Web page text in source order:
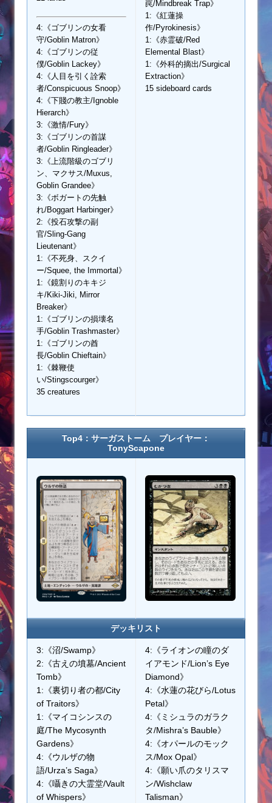
4:《ゴブリンの女看
守/Goblin Matron》
4:《ゴブリンの従
僕/Goblin Lackey》
4:《人目を引く詮索
者/Conspicuous Snoop》
4:《下賤の教主/Ignoble
Hierarch》
3:《激情/Fury》
3:《ゴブリンの首謀
者/Goblin Ringleader》
3:《上流階級のゴブリ
ン、マクサス/Muxus,
Goblin Grandee》
3:《ボガートの先触
れ/Boggart Harbinger》
2:《投石攻撃の副
官/Sling-Gang
Lieutenant》
1:《不死身、スクイ
ー/Squee, the Immortal》
1:《鏡割りのキキジ
キ/Kiki-Jiki, Mirror
Breaker》
1:《ゴブリンの損壊名
手/Goblin Trashmaster》
1:《ゴブリンの酋
長/Goblin Chieftain》
1:《棘鞭使
い/Stingscourger》
35 creatures
罠/Mindbreak Trap》
1:《紅蓮操
作/Pyrokinesis》
1:《赤霊破/Red
Elemental Blast》
1:《外科的摘出/Surgical
Extraction》
15 sideboard cards
Top4：サーガストーム プレイヤー：
TonyScapone
デッキリスト
3:《沼/Swamp》
2:《古えの墳墓/Ancient
Tomb》
1:《裏切り者の都/City
of Traitors》
1:《マイコシンスの
庭/The Mycosynth
Gardens》
4:《ウルザの物
語/Urza’s Saga》
4:《囁きの大霊堂/Vault
of Whispers》
4:《ライオンの瞳のダ
イアモンド/Lion’s Eye
Diamond》
4:《水蓮の花びら/Lotus
Petal》
4:《ミシュラのガラク
タ/Mishra’s Bauble》
4:《オパールのモック
ス/Mox Opal》
4:《願い爪のタリスマ
ン/Wishclaw
Talisman》